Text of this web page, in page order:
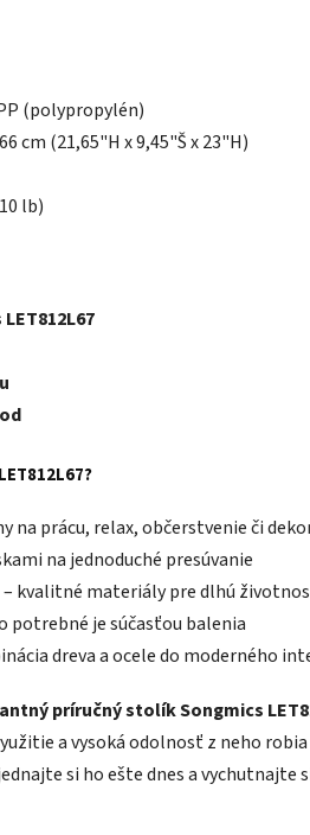
(polypropylén)
cm (21,65"H x 9,45"Š x 23"H)
lb)
na prácu, relax, občerstvenie či
na jednoduché presúvanie
– kvalitné materiály pre dlhú
potrebné je súčasťou balenia
dreva a ocele do moderného
príručný stolík Songmics
a vysoká odolnosť z neho
si ho ešte dnes a vychutnajte